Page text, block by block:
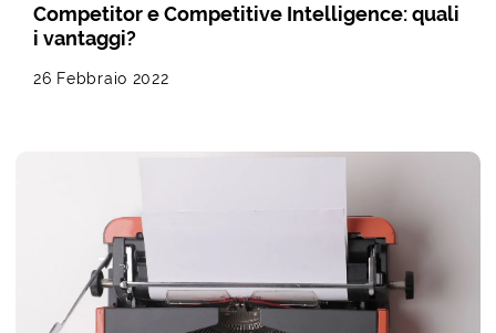
Competitor e Competitive Intelligence: quali
i vantaggi?
26 Febbraio 2022